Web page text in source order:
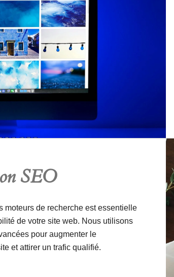
SEO
moteurs de recherche est essentielle
de votre site web. Nous utilisons
pour augmenter le
et attirer un trafic qualifié.